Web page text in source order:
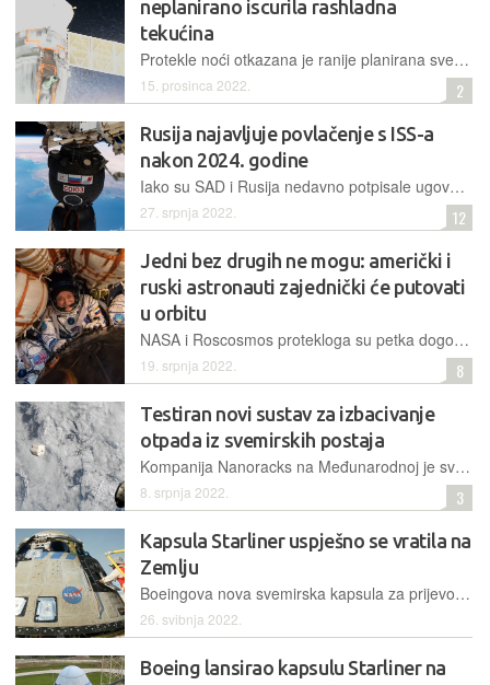
neplanirano iscurila rashladna
tekućina
Protekle noći otkazana je ranije planirana svemirska šetnja kozmonauta, budući da je neposredno prije nje došlo do istjecanja amonijaka u svemir iz ruske svemirske kapsule
15. prosinca 2022. 2
Rusija najavljuje povlačenje s ISS-a
nakon 2024. godine
Iako su SAD i Rusija nedavno potpisale ugovor o zajedničkom prijevozu astronauta na Međunarodnu svemirsku postaju, a suradnja i dalje postoji, ona se neće nastaviti još dugo
27. srpnja 2022. 12
Jedni bez drugih ne mogu: američki i
ruski astronauti zajednički će putovati
u orbitu
NASA i Roscosmos protekloga su petka dogovorili dijeljenje svemirskog prijevoza, pa će tako neki Rusi na Međunarodnu svemirsku postaju putovati SpaceX-om, a Amerikanci Sojuzom
19. srpnja 2022. 8
Testiran novi sustav za izbacivanje
otpada iz svemirskih postaja
Kompanija Nanoracks na Međunarodnoj je svemirskoj postaji iskušala svoj novi sustav za odgovorno odlaganje otpada iz orbite, na način da on potpuno sagori u atmosferi
8. srpnja 2022. 3
Kapsula Starliner uspješno se vratila na
Zemlju
Boeingova nova svemirska kapsula za prijevoz astronauta i tereta provela je pet dana u orbiti, a potom se odvojila od Međunarodne svemirske postaje i uspješno vratila na planirano mjesto
26. svibnja 2022.
Boeing lansirao kapsulu Starliner na